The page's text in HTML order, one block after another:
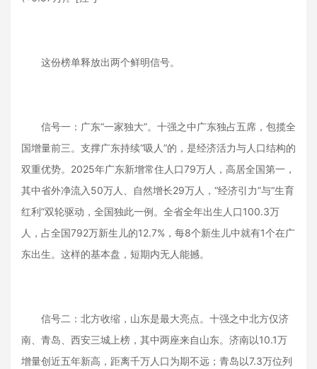
这份榜单释放出两个鲜明信号。
信号一：广东“一家独大”。十强之中广东独占五席，包揽全
国增量前三。支撑广东持续“吸人”的，是经济活力与人口结构的
双重优势。2025年广东新增常住人口79万人，高居全国第一，
其中省外净流入50万人、自然增长29万人，“经济引力”与“生育
红利”双轮驱动，全国独此一例。全省全年出生人口100.3万
人，占全国792万新生儿的12.7%，每8个新生儿中就有1个在广
东出生。这样的基本盘，短期内无人能撼。
信号二：北方收缩，山东是最大亮点。十强之中北方仅济
南、青岛、西安三城上榜，其中两座来自山东。济南以10.1万
增量创近五年新高，距离千万人口为期不远；青岛以7.3万位列